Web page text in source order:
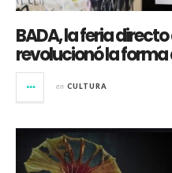
BADA, la feria
revolucionó la
en CULTURA